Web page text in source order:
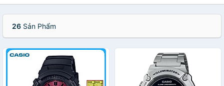
26 Sản Phẩm